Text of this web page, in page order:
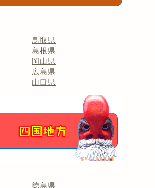
鳥取県
島根県
岡山県
広島県
山口県
徳島県